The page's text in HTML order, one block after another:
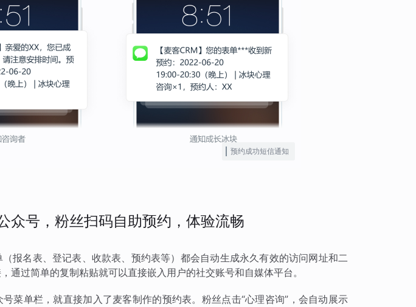
预约成功短信通知
众号，粉丝扫码自助预约，体验流畅
报名表、登记表、收款表、预约表等）都会自动生成永久有效的访问网址和二
通过简单的复制粘贴就可以直接嵌入用户的社交账号和自媒体平台。
号菜单栏，就直接加入了麦客制作的预约表。粉丝点击“心理咨询”，会自动展示